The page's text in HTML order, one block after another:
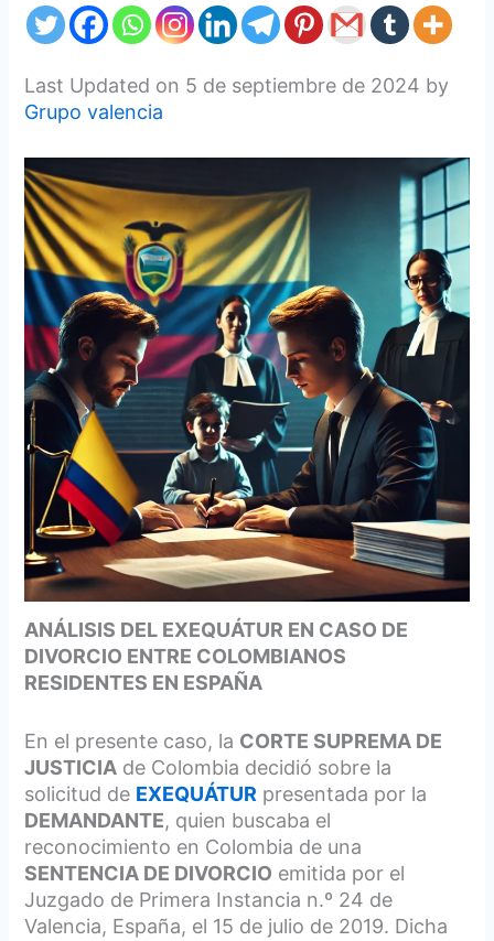
Last Updated on 5 de septiembre de 2024 by
Grupo valencia
ANÁLISIS DEL EXEQUÁTUR EN CASO DE
DIVORCIO ENTRE COLOMBIANOS
RESIDENTES EN ESPAÑA
En el presente caso, la CORTE SUPREMA DE
JUSTICIA de Colombia decidió sobre la
solicitud de EXEQUÁTUR presentada por la
DEMANDANTE, quien buscaba el
reconocimiento en Colombia de una
SENTENCIA DE DIVORCIO emitida por el
Juzgado de Primera Instancia n.º 24 de
Valencia, España, el 15 de julio de 2019. Dicha